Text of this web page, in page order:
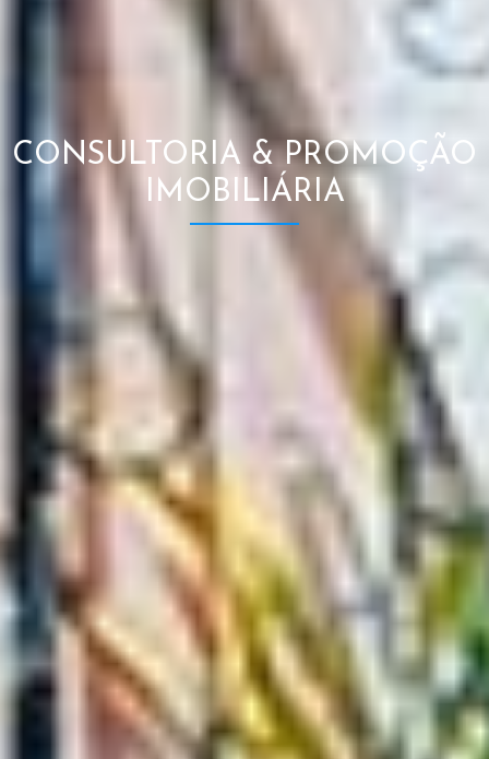
CONSULTORIA & PROMOÇÃO
IMOBILIÁRIA